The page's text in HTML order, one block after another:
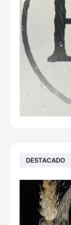
DESTACADO